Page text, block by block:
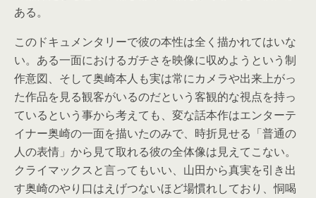
ある。
このドキュメンタリーで彼の本性は全く描かれてはいな
い。ある一面におけるガチさを映像に収めようという制
作意図、そして奥崎本人も実は常にカメラや出来上がっ
た作品を見る観客がいるのだという客観的な視点を持っ
ているという事から考えても、変な話本作はエンターテ
イナー奥崎の一面を描いたのみで、時折見せる「普通の
人の表情」から見て取れる彼の全体像は見えてこない。
クライマックスと言ってもいい、山田から真実を引き出
す奥崎のやり口はえげつないほど場慣れしており、恫喝